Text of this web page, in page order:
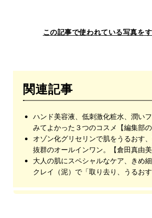
この記事で使われている写真を
関連記事
ハンド美容液、低刺激化粧水、潤い
みてよかった３つのコスメ【編集部の
アップ】
オゾン化グリセリンで肌をうるおす
抜群のオールインワン。【倉田真由美
スメ図鑑」】
大人の肌にスペシャルなケア、きめ
クレイ（泥）で「取り去り、うるおす